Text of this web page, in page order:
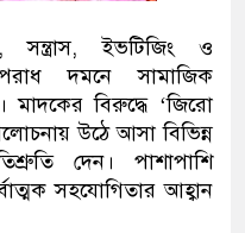
ইভটিজিং ও
দমনে সামাজিক
মাদকের বিরুদ্ধে ‘জিরো
উঠে আসা বিভিন্ন
দেন। পাশাপাশি
সহযোগিতার আহ্বান